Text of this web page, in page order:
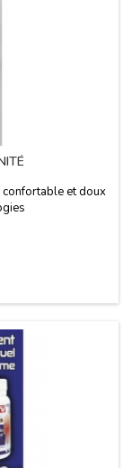
confortable et doux